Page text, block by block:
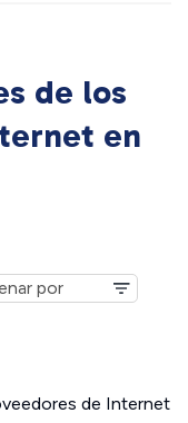
de los
en
de Internet